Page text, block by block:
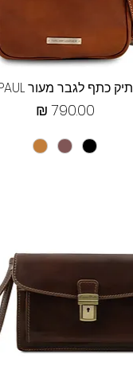
תצוגה מהירה
תיק כתף לגבר מעור PAUL
מחיר